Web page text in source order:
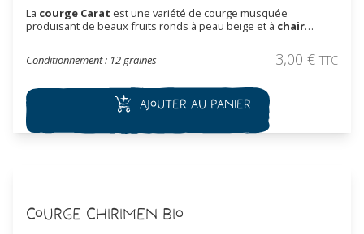
La courge Carat est une variété de courge musquée
produisant de beaux fruits ronds à peau beige et à chair
se cultive facilement et se conserve bien après récolte. Idéale
pour soupes, purées et plats mijotés.
Conditionnement : 12 graines 3,00 € TTC
Ajouter au panier
Courge Chirimen Bio